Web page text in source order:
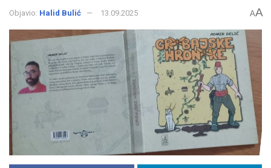
Objavio: Halid Bulić 13.09.2025 AA